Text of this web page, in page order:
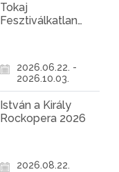
Tokaj
Fesztiválkatlan
2026.06.22. -
2026.10.03.
István a Király
Rockopera 2026
2026.08.22.